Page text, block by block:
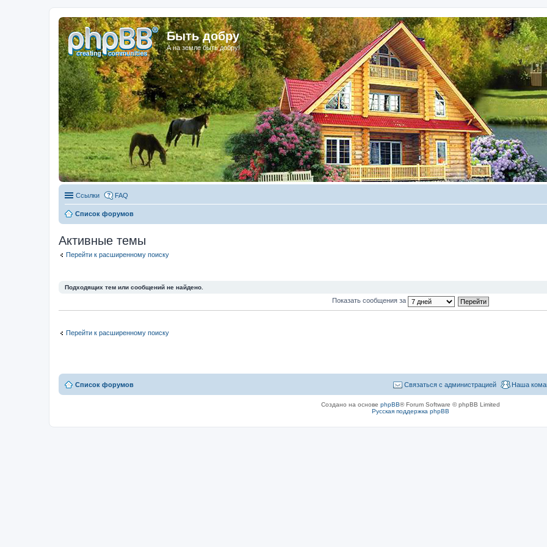
Быть добру
А на земле быть добру!
Ссылки FAQ
Список форумов
Активные темы
Перейти к расширенному поиску
Подходящих тем или сообщений не найдено.
Показать сообщения за
Перейти к расширенному поиску
Список форумов Наша
Связаться с администрацией
Создано на основе phpBB® Forum Software © phpBB Limited
Русская поддержка phpBB